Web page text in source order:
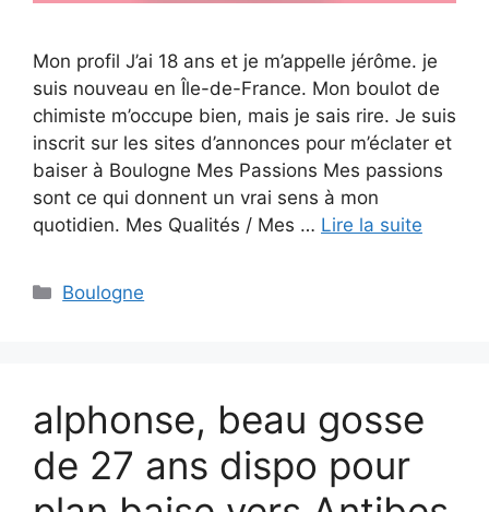
Mon profil J’ai 18 ans et je m’appelle jérôme. je
suis nouveau en Île-de-France. Mon boulot de
chimiste m’occupe bien, mais je sais rire. Je suis
inscrit sur les sites d’annonces pour m’éclater et
baiser à Boulogne Mes Passions Mes passions
sont ce qui donnent un vrai sens à mon
quotidien. Mes Qualités / Mes … Lire la suite
Catégories
Boulogne
alphonse, beau gosse
de 27 ans dispo pour